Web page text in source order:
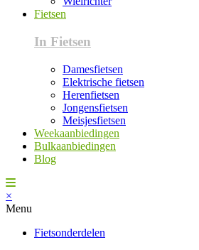
Fietsen
In Fietsen
Damesfietsen
Elektrische fietsen
Herenfietsen
Jongensfietsen
Meisjesfietsen
Weekaanbiedingen
Bulkaanbiedingen
Blog
×
Menu
Fietsonderdelen